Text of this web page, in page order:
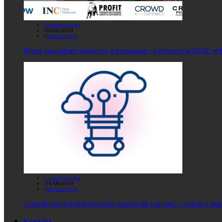
Crowdinvesting
/20/02/2019
/No Comment
Rynek kapitałowy bogatszy o innowacje – konferencja 26.02. w
Crowdinvesting
/19/09/2018
/No Comment
Crowdinvesting jedyną realną szansą dla startupu – relacja z